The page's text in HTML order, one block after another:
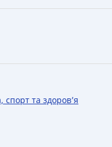
та здоров’я